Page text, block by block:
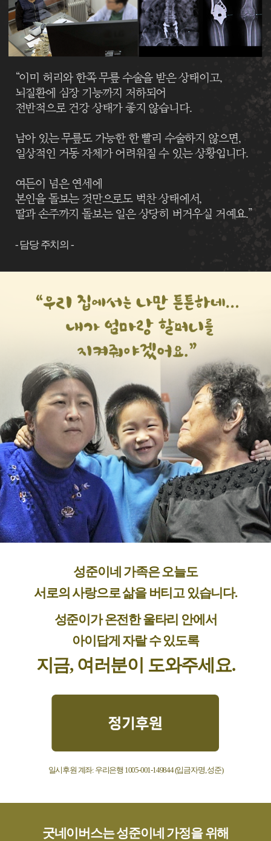
“이미 허리와 한쪽 무릎 수술을 받은 상태이고,
뇌질환에 심장 기능까지 저하되어
전반적으로 건강 상태가 좋지 않습니다.
남아 있는 무릎도 가능한 한 빨리 수술하지 않으면,
일상적인 거동 자체가 어려워질 수 있는 상황입니다.
여든이 넘은 연세에
본인을 돌보는 것만으로도 벅찬 상태에서,
딸과 손주까지 돌보는 일은 상당히 버거우실 거예요.”
- 담당 주치의 -
성준이네 가족은 오늘도
서로의 사랑으로 삶을 버티고 있습니다.
성준이가 온전한 울타리 안에서
아이답게 자랄 수 있도록
지금, 여러분이 도와주세요.
일시후원 계좌: 우리은행 1005-001-149844 (입금자명, 성준)
굿네이버스는 성준이네 가정을 위해